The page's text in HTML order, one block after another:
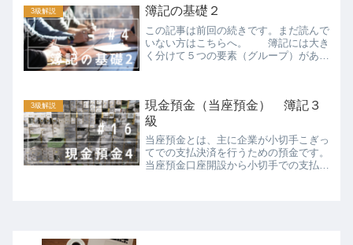
る手順は次の通りです。①収益・費用の
各勘定残高を「損益勘定そ...
3級解説 簿記の基礎２
この記事は前回の続きです。まだ読んで
いない方はこちらへ。 簿記には大き
く分けて５つの要素（グループ）があり
です。資産・負債・純資産...
3級解説
現金預金（当座預金） 簿記３
級
当座預金とは、主に企業が小切手こぎっ
てでの支払決済を行うための預金です。
当座預金口座開設から小切手での支払決